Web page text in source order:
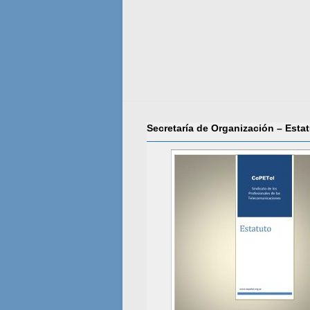
Secretaría de Organización –